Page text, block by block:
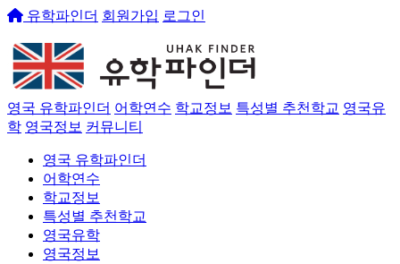
유학파인더 회원가입 로그인
영국 유학파인더 어학연수 학교정보 특성별 추천학교 영국유
학 영국정보 커뮤니티
영국 유학파인더
어학연수
학교정보
특성별 추천학교
영국유학
영국정보